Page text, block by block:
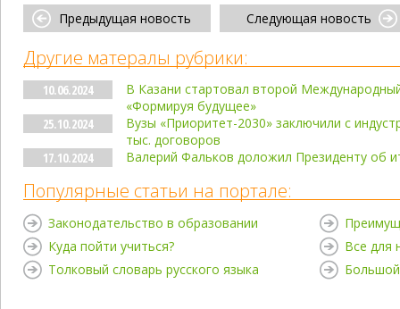
Предыдущая новость Следующая новость
Другие матералы рубрики:
10.06.2024
В Казани стартовал второй
«Формируя будущее»
25.10.2024
Вузы «Приоритет-2030» заключили с
тыс. договоров
17.10.2024
Валерий Фальков доложил Президенту об
Популярные статьи на портале:
Законодательство в образовании
Куда пойти учиться?
Толковый словарь русского языка
Все для
Большой